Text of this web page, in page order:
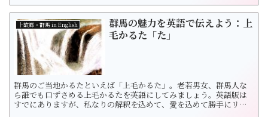
あれば命がけ、 優勝したらオリンピック金メダルに匹敵する英雄に
なれます。 本シリーズはそんな上毛かるたを世界へ！ （という気持
ちで）英語...
├故郷・群馬 in English
群馬の魅力を英語で伝えよう：上
毛かるた「た」
群馬のご当地かるたといえば「上毛かるた」。老若男女、群馬人な
ら誰でも口ずさめる上毛かるたを英語にしてみましょう。英語版は
すでにありますが、私なりの解釈を込めて、愛を込めて勝手にリニ